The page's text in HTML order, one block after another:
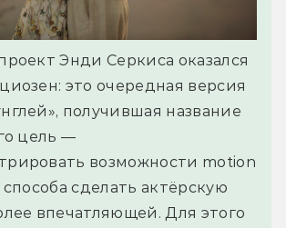
Энди Серкиса оказался
это очередная версия
получившая название
цель —
возможности motion
сделать актёрскую
впечатляющей. Для этого